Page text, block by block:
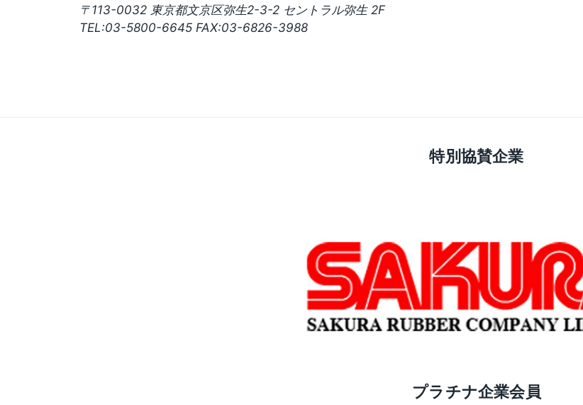
〒113-0032 東京都文京区弥生2-3-2 セントラル弥生 2F
TEL:03-5800-6645 FAX:03-6826-3988
特別協賛企業
プラチナ企業会員